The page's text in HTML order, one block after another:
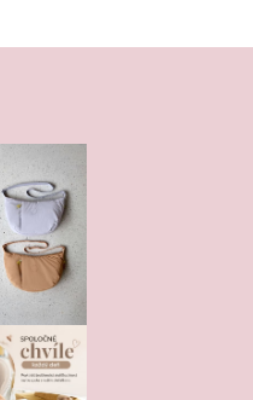
podmienkami ochrany